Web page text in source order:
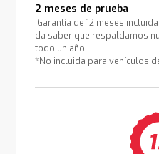
2 meses de prueba
¡Garantía de 12 meses
da saber que respaldamos
todo un año.
*No incluida para vehículos